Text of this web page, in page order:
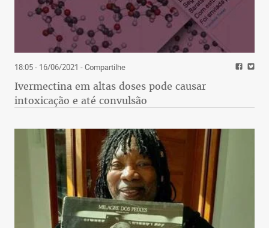
18:05 - 16/06/2021 - Compartilhe
Ivermectina em altas doses pode causar
intoxicação e até convulsão